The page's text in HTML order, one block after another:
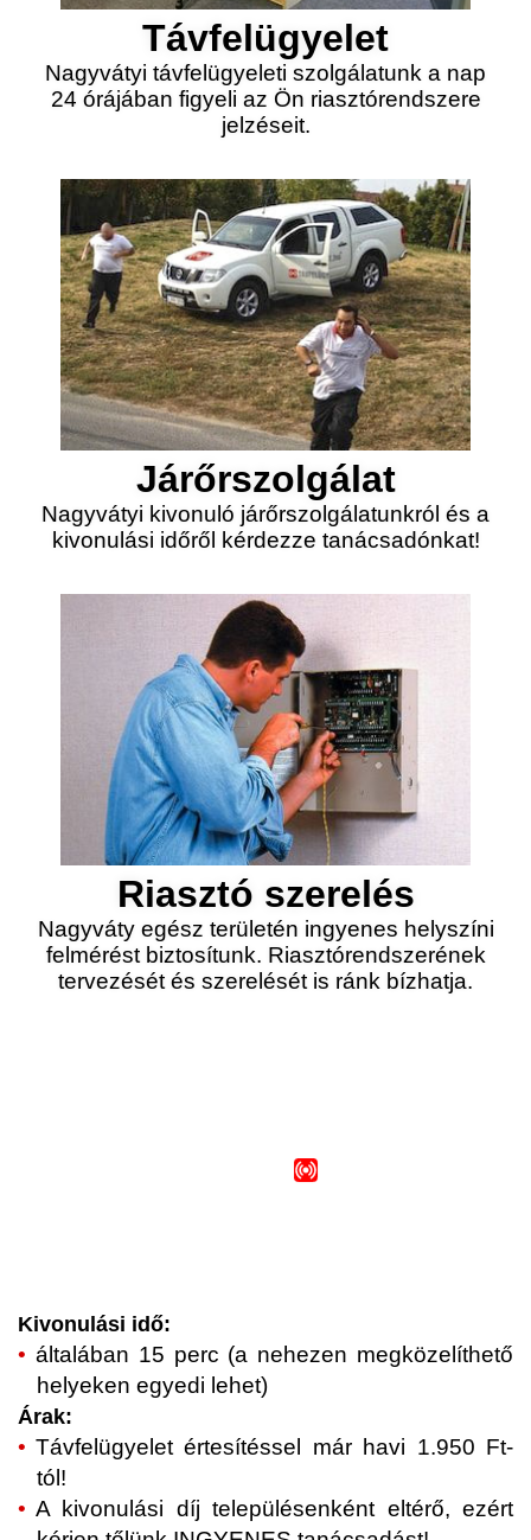
Távfelügyelet
Nagyvátyi távfelügyeleti szolgálatunk a nap
24 órájában figyeli az Ön riasztórendszere
jelzéseit.
Járőrszolgálat
Nagyvátyi kivonuló járőrszolgálatunkról és a
kivonulási időről kérdezze tanácsadónkat!
Riasztó szerelés
Nagyváty egész területén ingyenes helyszíni
felmérést biztosítunk. Riasztórendszerének
tervezését és szerelését is ránk bízhatja.
Kivonulási idő:
általában 15 perc (a nehezen megközelíthető
helyeken egyedi lehet)
Árak:
Távfelügyelet értesítéssel már havi 1.950 Ft-
tól!
A kivonulási díj településenként eltérő, ezért